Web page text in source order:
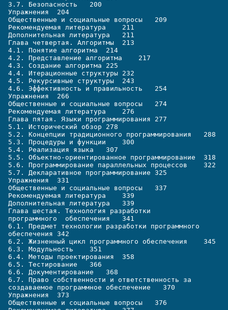
3.7. Безопасность   200
Упражнения  204
Общественные и социальные вопросы   209
Рекомендуемая литература    211
Дополнительная литература   211
Глава четвертая. Алгоритмы  213
4.1. Понятие алгоритма  214
4.2. Представление алгоритма    217
4.3. Создание алгоритма 225
4.4. Итерационные структуры 232
4.5. Рекурсивные структуры  243
4.6. Эффективность и правильность   254
Упражнения  266
Общественные и социальные вопросы   274
Рекомендуемая литература    276
Глава пятая. Языки программирования 277
5.1. Исторический обзор 278
5.2. Концепции традиционного программирования   288
5.3. Процедуры и функции    300
5.4. Реализация языка   307
5.5. Объектно-ориентированное программирование  318
5.6. Программирование параллельных процессов    322
5.7. Декларативное программирование 325
Упражнения  331
Общественные и социальные вопросы   337
Рекомендуемая литература    339
Дополнительная литература   339
Глава шестая. Технология разработки
программного  обеспечения   341
6.1. Предмет технологии разработки программного
обеспечения 342
6.2. Жизненный цикл программного обеспечения    345
6.3. Модульность    351
6.4. Методы проектирования  358
6.5. Тестирование   366
6.6. Документирование   368
6.7. Право собственности и ответственность за
создаваемое программное обеспечение   370
Упражнения  373
Общественные и социальные вопросы   376